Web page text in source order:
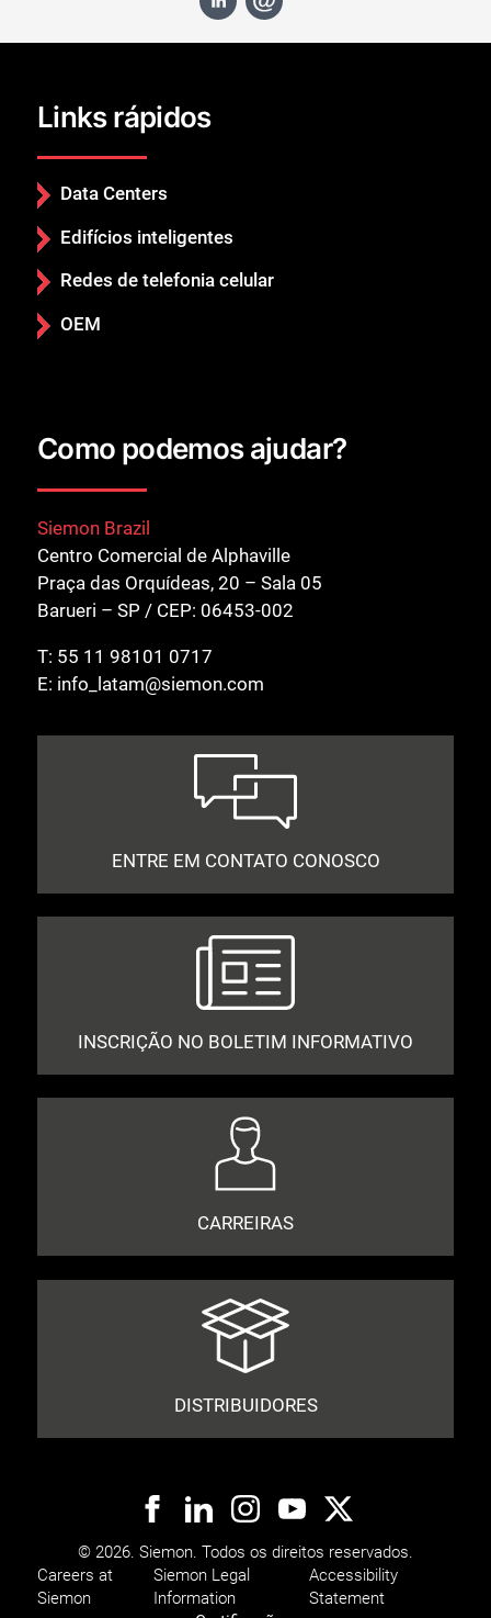
Links rápidos
Data Centers
Edifícios inteligentes
Redes de telefonia celular
OEM
Como podemos ajudar?
Siemon Brazil
Centro Comercial de Alphaville
Praça das Orquídeas, 20 – Sala 05
Barueri – SP / CEP: 06453-002
T: 55 11 98101 0717
E: info_latam@siemon.com
ENTRE EM CONTATO CONOSCO
INSCRIÇÃO NO BOLETIM INFORMATIVO
CARREIRAS
DISTRIBUIDORES
© 2026. Siemon. Todos os direitos reservados.
Careers at
Siemon
Siemon Legal
Information
Accessibility
Statement